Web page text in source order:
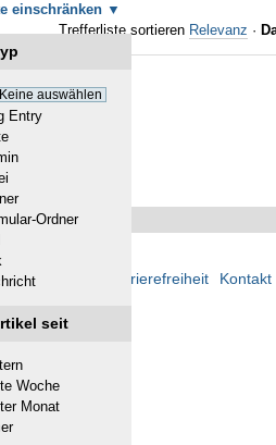
einschränken
auswählen
Entry
Ordner
seit
Woche
Monat
Trefferliste sortieren Relevanz ·
Allg.
Hochbrück
Übersicht Barrierefreiheit Kontakt